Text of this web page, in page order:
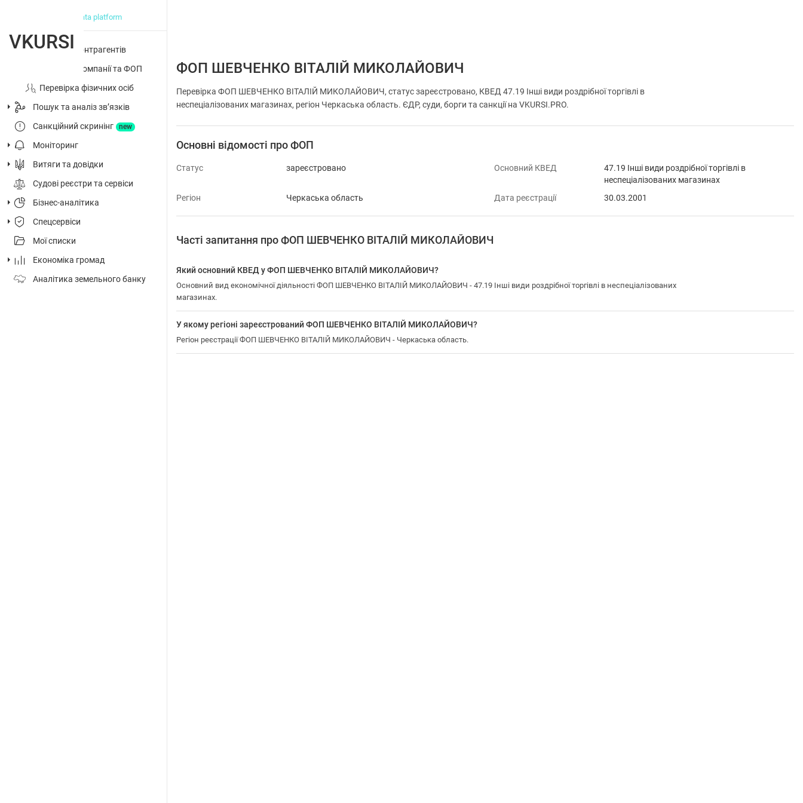
big data platform
Перевірка контрагентів
Досьє на компанії та ФОП
Перевірка фізичних осіб
Пошук та аналіз звʼязків
Санкційний скринінг
new
Моніторинг
Витяги та довідки
Судові реєстри та сервіси
Бізнес-аналітика
Спецсервіси
Мої списки
Економіка громад
Аналітика земельного банку
ФОП ШЕВЧЕНКО ВІТАЛІЙ МИКОЛАЙОВИЧ
Перевірка ФОП ШЕВЧЕНКО ВІТАЛІЙ МИКОЛАЙОВИЧ, статус зареєстровано, КВЕД 47.19 Інші види роздрібної торгівлі в
неспеціалізованих магазинах, регіон Черкаська область. ЄДР, суди, борги та санкції на VKURSI.PRO.
Основні відомості про ФОП
Статус зареєстровано Основний КВЕД
47.19 Інші види роздрібної торгівлі в
неспеціалізованих магазинах
Регіон
Черкаська область Дата реєстрації 30.03.2001
Часті запитання про ФОП ШЕВЧЕНКО ВІТАЛІЙ МИКОЛАЙОВИЧ
Який основний КВЕД у ФОП ШЕВЧЕНКО ВІТАЛІЙ МИКОЛАЙОВИЧ?
Основний вид економічної діяльності ФОП ШЕВЧЕНКО ВІТАЛІЙ МИКОЛАЙОВИЧ - 47.19 Інші види роздрібної торгівлі в неспеціалізованих
магазинах.
У якому регіоні зареєстрований ФОП ШЕВЧЕНКО ВІТАЛІЙ МИКОЛАЙОВИЧ?
Регіон реєстрації ФОП ШЕВЧЕНКО ВІТАЛІЙ МИКОЛАЙОВИЧ - Черкаська область.
VKURSI